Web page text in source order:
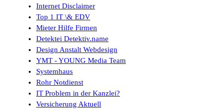
Internet Disclaimer
Top 1 IT \& EDV
Mieter Hilfe Firmen
Detektei Detektiv.name
Design Anstalt Webdesign
YMT - YOUNG Media Team
Systemhaus
Rohr Notdienst
IT Problem in der Kanzlei?
Versicherung Aktuell